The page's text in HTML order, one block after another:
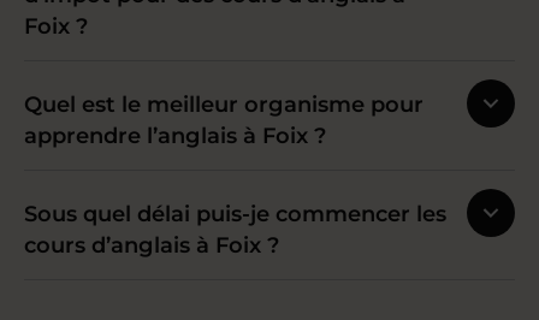
Foix ?
Quel est le meilleur organisme pour
apprendre l’anglais à Foix ?
Sous quel délai puis-je commencer les
cours d’anglais à Foix ?